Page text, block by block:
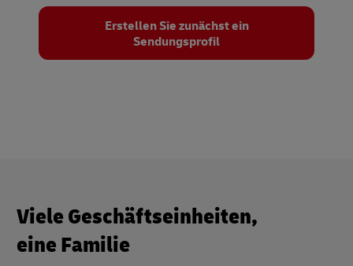
Erstellen Sie zunächst ein
Sendungsprofil
Viele Geschäftseinheiten,
eine Familie